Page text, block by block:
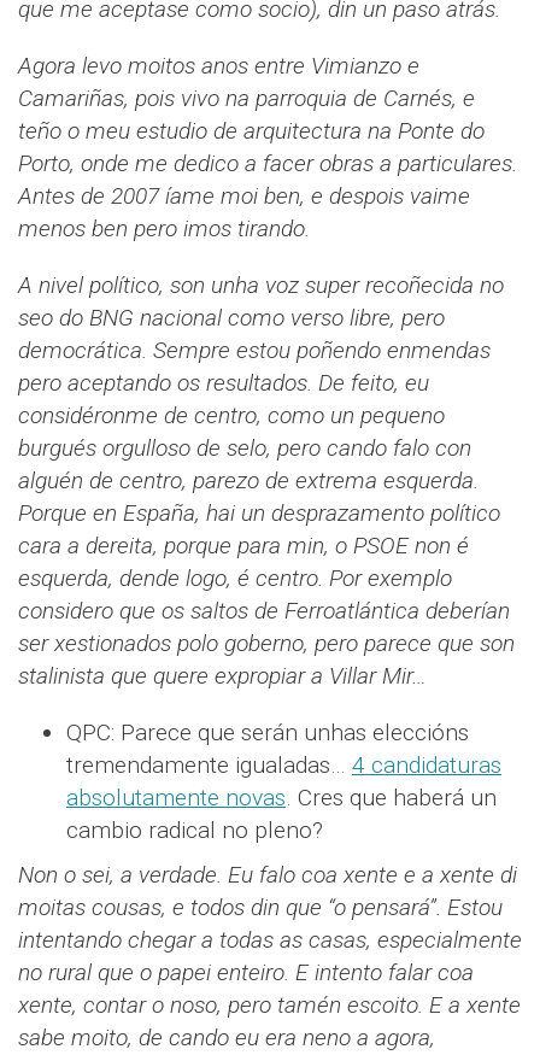
que me aceptase como socio), din un paso atrás.
Agora levo moitos anos entre Vimianzo e
Camariñas, pois vivo na parroquia de Carnés, e
teño o meu estudio de arquitectura na Ponte do
Porto, onde me dedico a facer obras a particulares.
Antes de 2007 íame moi ben, e despois vaime
menos ben pero imos tirando.
A nivel político, son unha voz super recoñecida no
seo do BNG nacional como verso libre, pero
democrática. Sempre estou poñendo enmendas
pero aceptando os resultados. De feito, eu
considéronme de centro, como un pequeno
burgués orgulloso de selo, pero cando falo con
alguén de centro, parezo de extrema esquerda.
Porque en España, hai un desprazamento político
cara a dereita, porque para min, o PSOE non é
esquerda, dende logo, é centro. Por exemplo
considero que os saltos de Ferroatlántica deberían
ser xestionados polo goberno, pero parece que son
stalinista que quere expropiar a Villar Mir…
QPC: Parece que serán unhas eleccións
tremendamente igualadas… 4 candidaturas
absolutamente novas. Cres que haberá un
cambio radical no pleno?
Non o sei, a verdade. Eu falo coa xente e a xente di
moitas cousas, e todos din que “o pensará”. Estou
intentando chegar a todas as casas, especialmente
no rural que o papei enteiro. E intento falar coa
xente, contar o noso, pero tamén escoito. E a xente
sabe moito, de cando eu era neno a agora,